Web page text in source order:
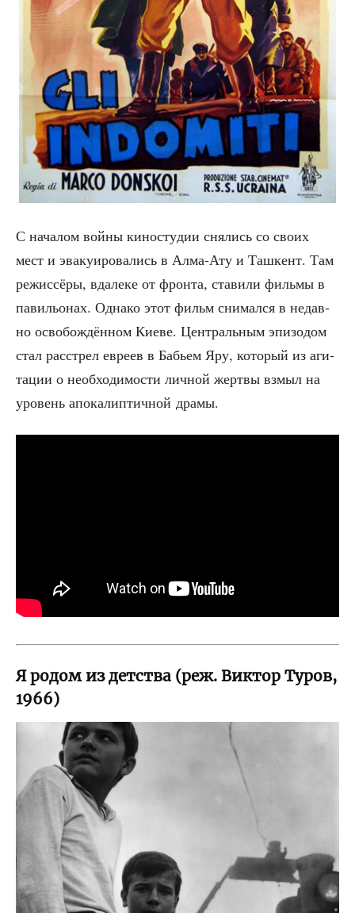
С нача­лом вой­ны кино­сту­дии сня­лись со сво­их
мест и эва­ку­и­ро­ва­лись в Алма-Ату и Таш­кент. Там
режис­сё­ры, вда­ле­ке от фрон­та, ста­ви­ли филь­мы в
пави­льо­нах. Одна­ко этот фильм сни­мал­ся в недав­
но осво­бож­дён­ном Кие­ве. Цен­траль­ным эпи­зо­дом
стал рас­стрел евре­ев в Бабьем Яру, кото­рый из аги­
та­ции о необ­хо­ди­мо­сти лич­ной жерт­вы взмыл на
уро­вень апо­ка­лип­тич­ной драмы.
Я родом из детства (реж. Виктор Туров,
1966)